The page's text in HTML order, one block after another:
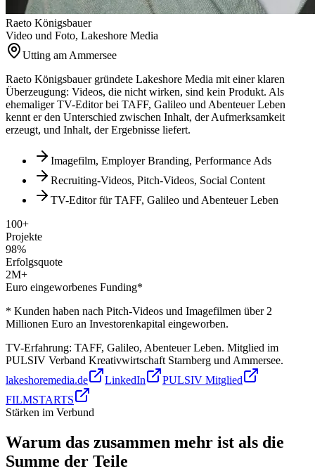
Raeto Königsbauer
Video und Foto, Lakeshore Media
Utting am Ammersee
Raeto Königsbauer gründete Lakeshore Media mit einer klaren
Überzeugung: Videos, die nicht wirken, sind kein Produkt. Als
ehemaliger TV-Editor bei TAFF, Galileo und Abenteuer Leben
kennt er den Unterschied zwischen Inhalt, der Aufmerksamkeit
erzeugt, und Inhalt, der Ergebnisse liefert.
Imagefilm, Employer Branding, Performance Ads
Recruiting-Videos, Pitch-Videos, Social Content
TV-Editor für TAFF, Galileo und Abenteuer Leben
100+
Projekte
98%
Erfolgsquote
2M+
Euro eingeworbenes Funding*
* Kunden haben nach Pitch-Videos und Imagefilmen über 2
Millionen Euro an Investorenkapital eingeworben.
TV-Erfahrung: TAFF, Galileo, Abenteuer Leben. Mitglied im
PULSIV Verband Kreativwirtschaft Starnberg und Ammersee.
lakeshoremedia.de
LinkedIn
PULSIV Mitglied
FILMSTARTS
Stärken im Verbund
Warum das zusammen mehr ist als die
Summe der Teile